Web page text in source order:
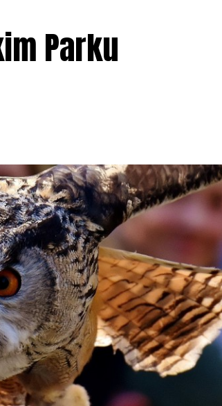
Parku